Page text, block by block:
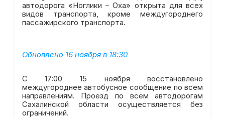
автодорога «Ноглики – Оха» открыта для всех
видов транспорта, кроме междугороднего
пассажирского транспорта.
Обновлено 16 ноября в 18:30
С 17:00 15 ноября восстановлено
междугороднее автобусное сообщение по всем
направлениям. Проезд по всем автодорогам
Сахалинской области осуществляется без
ограничений.